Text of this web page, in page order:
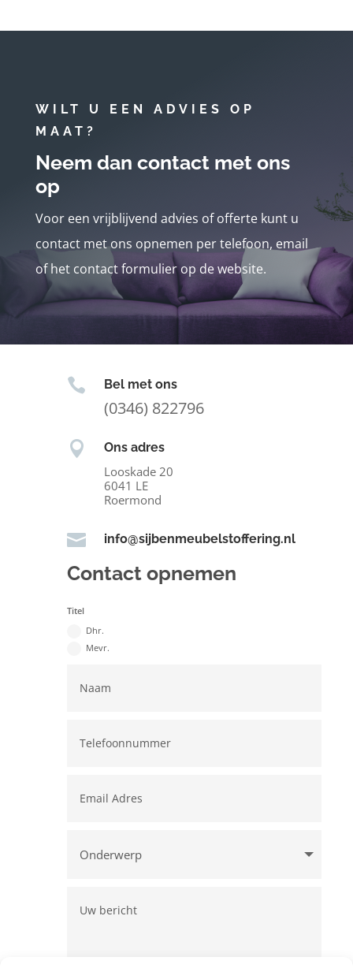
WILT U EEN ADVIES OP
MAAT?
Neem dan contact met ons
op
Voor een vrijblijvend advies of offerte kunt u
contact met ons opnemen per telefoon, email
of het contact formulier op de website.
 Bel met ons
(0346) 822796
 Ons adres
Looskade 20
6041 LE
Roermond
 info@sijbenmeubelstoffering.nl
Contact opnemen
Titel
Dhr.
Mevr.